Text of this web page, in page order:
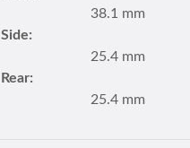
38.1 mm
Side:
25.4 mm
Rear:
25.4 mm